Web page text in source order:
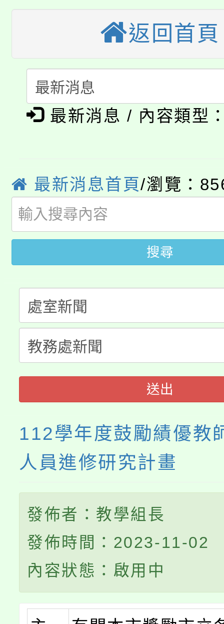
視費優惠，中低收入戶
半價優惠，詳情可洽有
者。
大園自造教育及科技中
份教師增能研習
大溪自造教育及科技
份教師研習
淨零綠生活教案入校路
會
115年食農教育專業人
程
「本色祭」8/29、30在
局官網。
8月14至27日，桃園電
開!
115年桃園市運動會8/
田徑場及游泳池舉行。
桃園市低收入戶享有免
視費優惠，中低收入戶
半價優惠，詳情可洽有
者。
大園自造教育及科技中
份教師增能研習
大溪自造教育及科技中
份教師研習
淨零綠生活教案入校路
會
115年食農教育專業人
程
返回首頁
最新消息 / 內容類型
最新消息首頁/瀏覽：
搜尋
送出
112學年度鼓勵績優教
人員進修研究計畫
發佈者：教學組長
發佈時間：2023-11-02
內容狀態：啟用中